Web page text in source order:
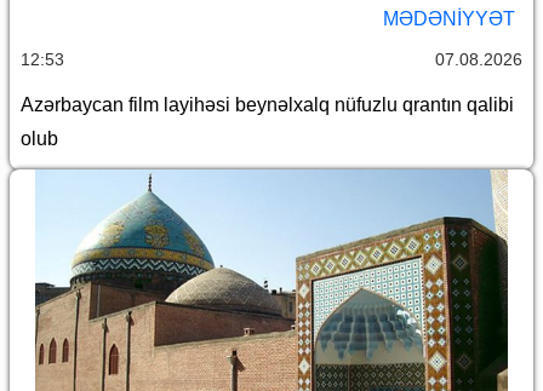
MƏDƏNIYYƏT
12:53 07.08.2026
Azərbaycan film layihəsi beynəlxalq nüfuzlu qrantın qalibi
olub